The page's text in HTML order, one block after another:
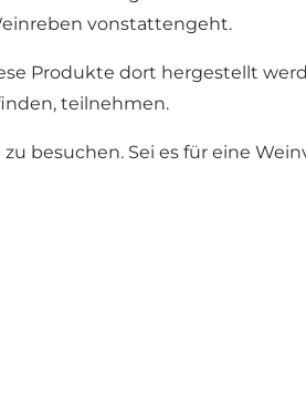
vonstattengeht.
Produkte dort hergestellt
teilnehmen.
besuchen. Sei es für eine